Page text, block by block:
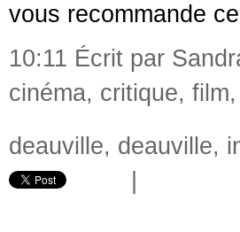
vous recommande
10:11 Écrit par
cinéma, critique, film,
deauville, deauville,